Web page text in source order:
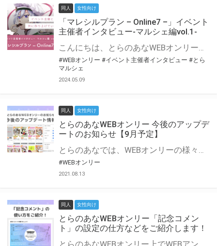
同人 女性向け
「マレシルプラン – Online7 –」イベント
主催者インタビュー-マルシェ編vol.1-
こんにちは、とらのあなWEBオンリー運営スタッフです。 新たにお届けする、イベント主催者インタビュー-マルシェ編-は、 とらのあなWEBオンリー「マルシェ」をご利用した主催様に 「マルシェ」を使って開催した感想や心がけをお聞きする企画です。 今回は、WEBオンリー開催7回目迎えた「マレシルプラン – Online7 –」より、 主催の玉川うた様にお話を伺いました。 ▼マレシルプランのインタビュー前回記事 「イベント主催者インタビュー vol.6」はこちら 協力：玉川うた様（マレシルプラン実行委員会 代表）／イベント公式Twitter（@mallesil_plan） とらのあなWEBオンリー「マルシェ」とは？ WEBオンリーでリアルタイムでコミュニケーションがとれるオンライン会場です。
#WEBオンリー #イベント主催者インタビュー #とら
マルシェ
2024.05.09
同人 女性向け
とらのあなWEBオンリー 今後のアップデ
ートのお知らせ【9月予定】
とらのあなでは、WEBオンリーの様々な支援を実施しています。 今回は2021年9月に実装を予定しているアップデート情報についてご紹介いたします。 とらのあなWEBオンリーサイトはこちら
#WEBオンリー
2021.08.13
同人 女性向け
とらのあなWEBオンリー「記念コメン
ト」の設定の仕方などをご紹介します！